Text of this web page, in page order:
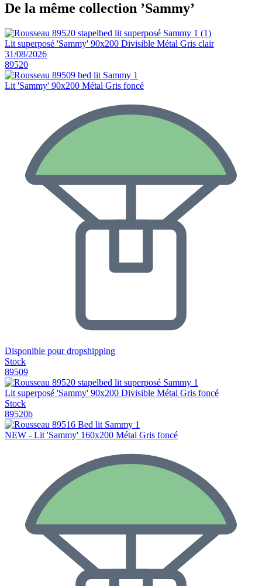
De la même collection ’Sammy’
Lit superposé 'Sammy' 90x200 Divisible Métal Gris clair
31/08/2026
89520
Lit 'Sammy' 90x200 Métal Gris foncé
Disponible pour dropshipping
Stock
89509
Lit superposé 'Sammy' 90x200 Divisible Métal Gris foncé
Stock
89520b
NEW - Lit 'Sammy' 160x200 Métal Gris foncé